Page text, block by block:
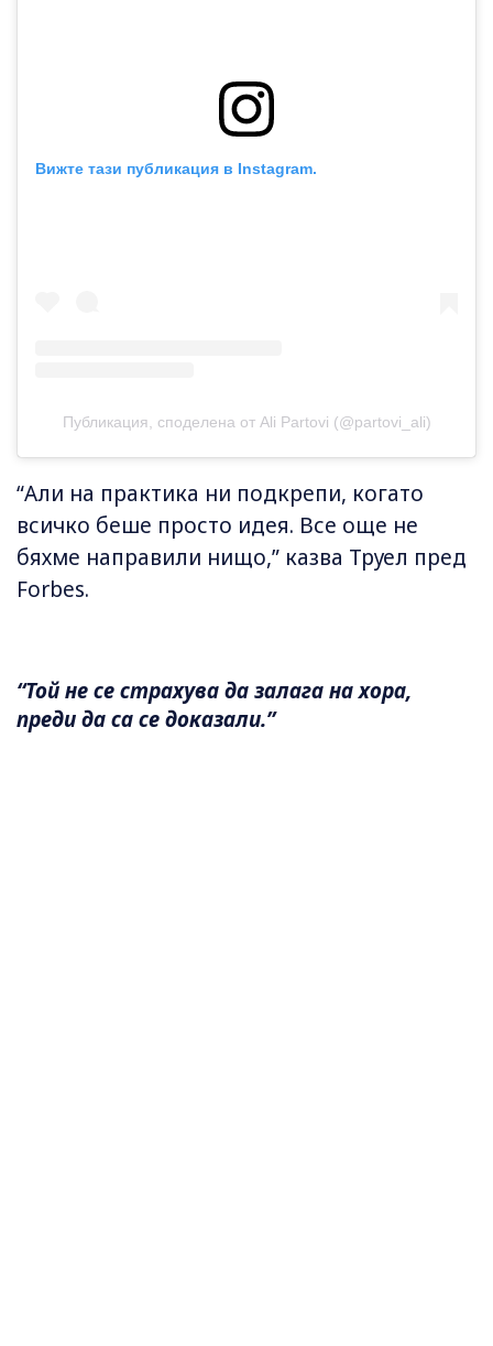
Вижте тази публикация в Instagram.
Публикация, споделена от Ali Partovi (@partovi_ali)
“Али на практика ни подкрепи, когато
всичко беше просто идея. Все още не
бяхме направили нищо,” казва Труел пред
Forbes.
“Той не се страхува да залага на хора,
преди да са се доказали.”